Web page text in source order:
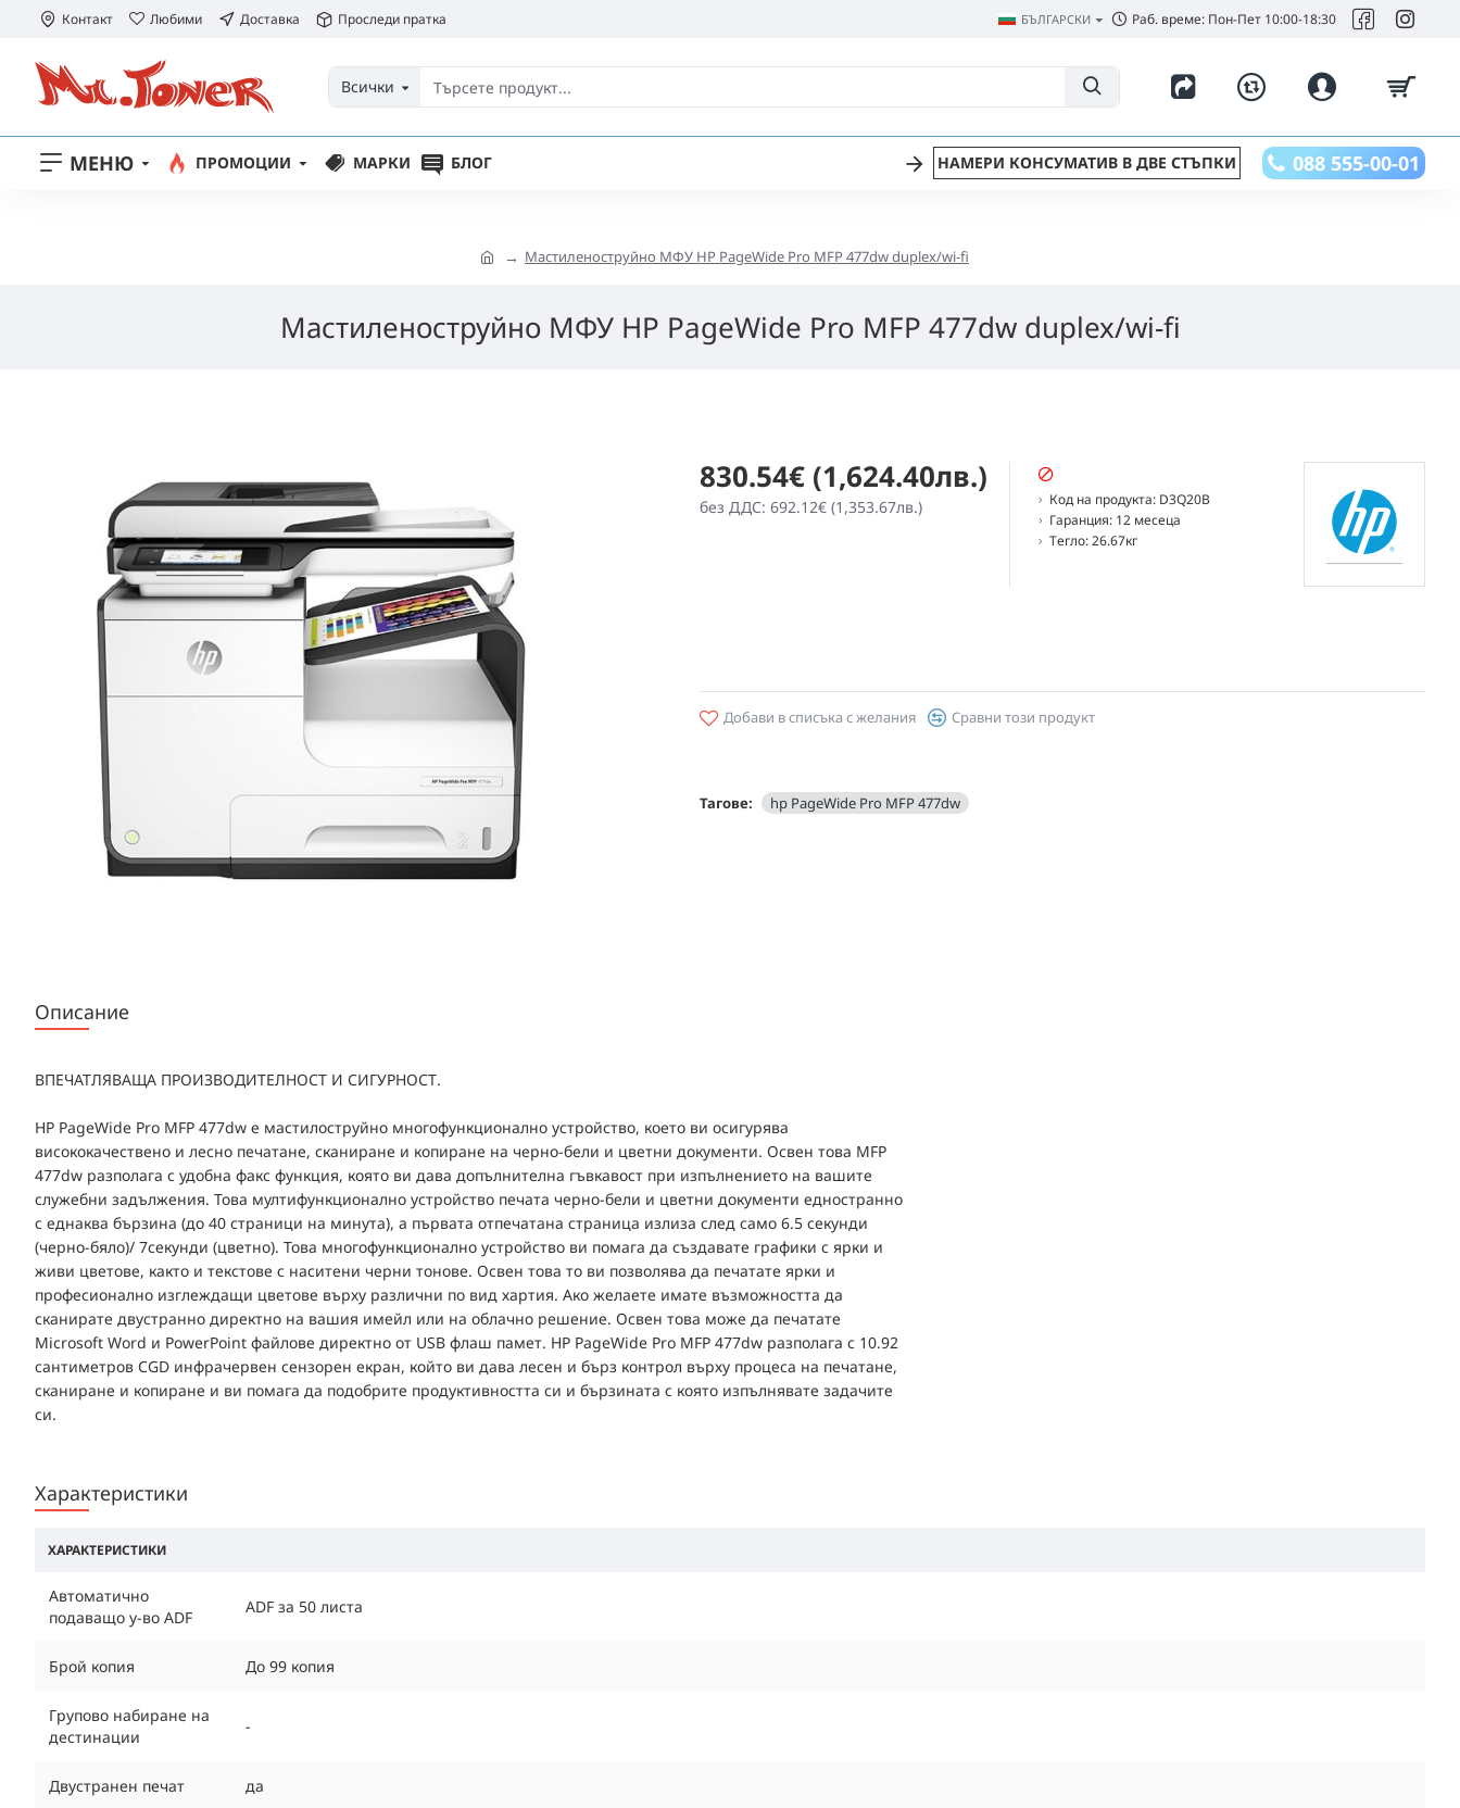
Контакт Любими Доставка Проследи пратка БЪЛГАРСКИ Раб. време: Пон-Пет 10:00-18:30
Всички
МЕНЮ ПРОМОЦИИ МАРКИ БЛОГ НАМЕРИ КОНСУМАТИВ В ДВЕ СТЪПКИ 088 555-00-01
Мастилeноструйно МФУ HP PageWide Pro MFP 477dw duplex/wi-fi
Мастилeноструйно МФУ HP PageWide Pro MFP 477dw duplex/wi-fi
830.54€ (1,624.40лв.)
без ДДС: 692.12€ (1,353.67лв.) Код на продукта: D3Q20B
Гаранция: 12 месеца
Тегло:26.67кг
Добави в списъка с желания Сравни този продукт
Тагове: hp PageWide Pro MFP 477dw
Описание
ВПЕЧАТЛЯВАЩА ПРОИЗВОДИТЕЛНОСТ И СИГУРНОСТ.
HP PageWide Pro MFP 477dw е мастилоструйно многофункционално устройство, което ви осигурява
висококачествено и лесно печатане, сканиране и копиране на черно-бели и цветни документи. Освен това MFP
477dw разполага с удобна факс функция, която ви дава допълнителна гъвкавост при изпълнението на вашите
служебни задължения. Това мултифункционално устройство печата черно-бели и цветни документи едностранно
с еднаква бързина (до 40 страници на минута), а първата отпечатана страница излиза след само 6.5 секунди
(черно-бяло)/ 7секунди (цветно). Това многофункционално устройство ви помага да създавате графики с ярки и
живи цветове, както и текстове с наситени черни тонове. Освен това то ви позволява да печатате ярки и
професионално изглеждащи цветове върху различни по вид хартия. Ако желаете имате възможността да
сканирате двустранно директно на вашия имейл или на облачно решение. Освен това може да печатате
Microsoft Word и PowerPoint файлове директно от USB флаш памет. HP PageWide Pro MFP 477dw разполага с 10.92
сантиметров CGD инфрачервен сензорен екран, който ви дава лесен и бърз контрол върху процеса на печатане,
сканиране и копиране и ви помага да подобрите продуктивността си и бързината с която изпълнявате задачите
си.
Характеристики
ХАРАКТЕРИСТИКИ
Автоматично
подаващо у-во ADF
ADF за 50 листа
Брой копия До 99 копия
Групово набиране на
дестинации
-
Двустранен печат да